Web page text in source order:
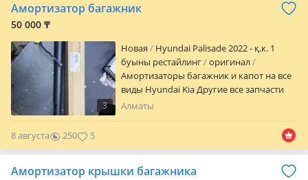
Амортизатор багажник
50 000 ₸
3
Новая
Hyundai Palisade 2022 - қ.к. 1
буыны рестайлинг
оригинал
Амортизаторы багажник и капот на все
виды Hyundai Kia Другие все запчасти
Hyundai Kia оптом и в розницу в
Алматы
8 августа 250 5
Амортизатор крышки багажника